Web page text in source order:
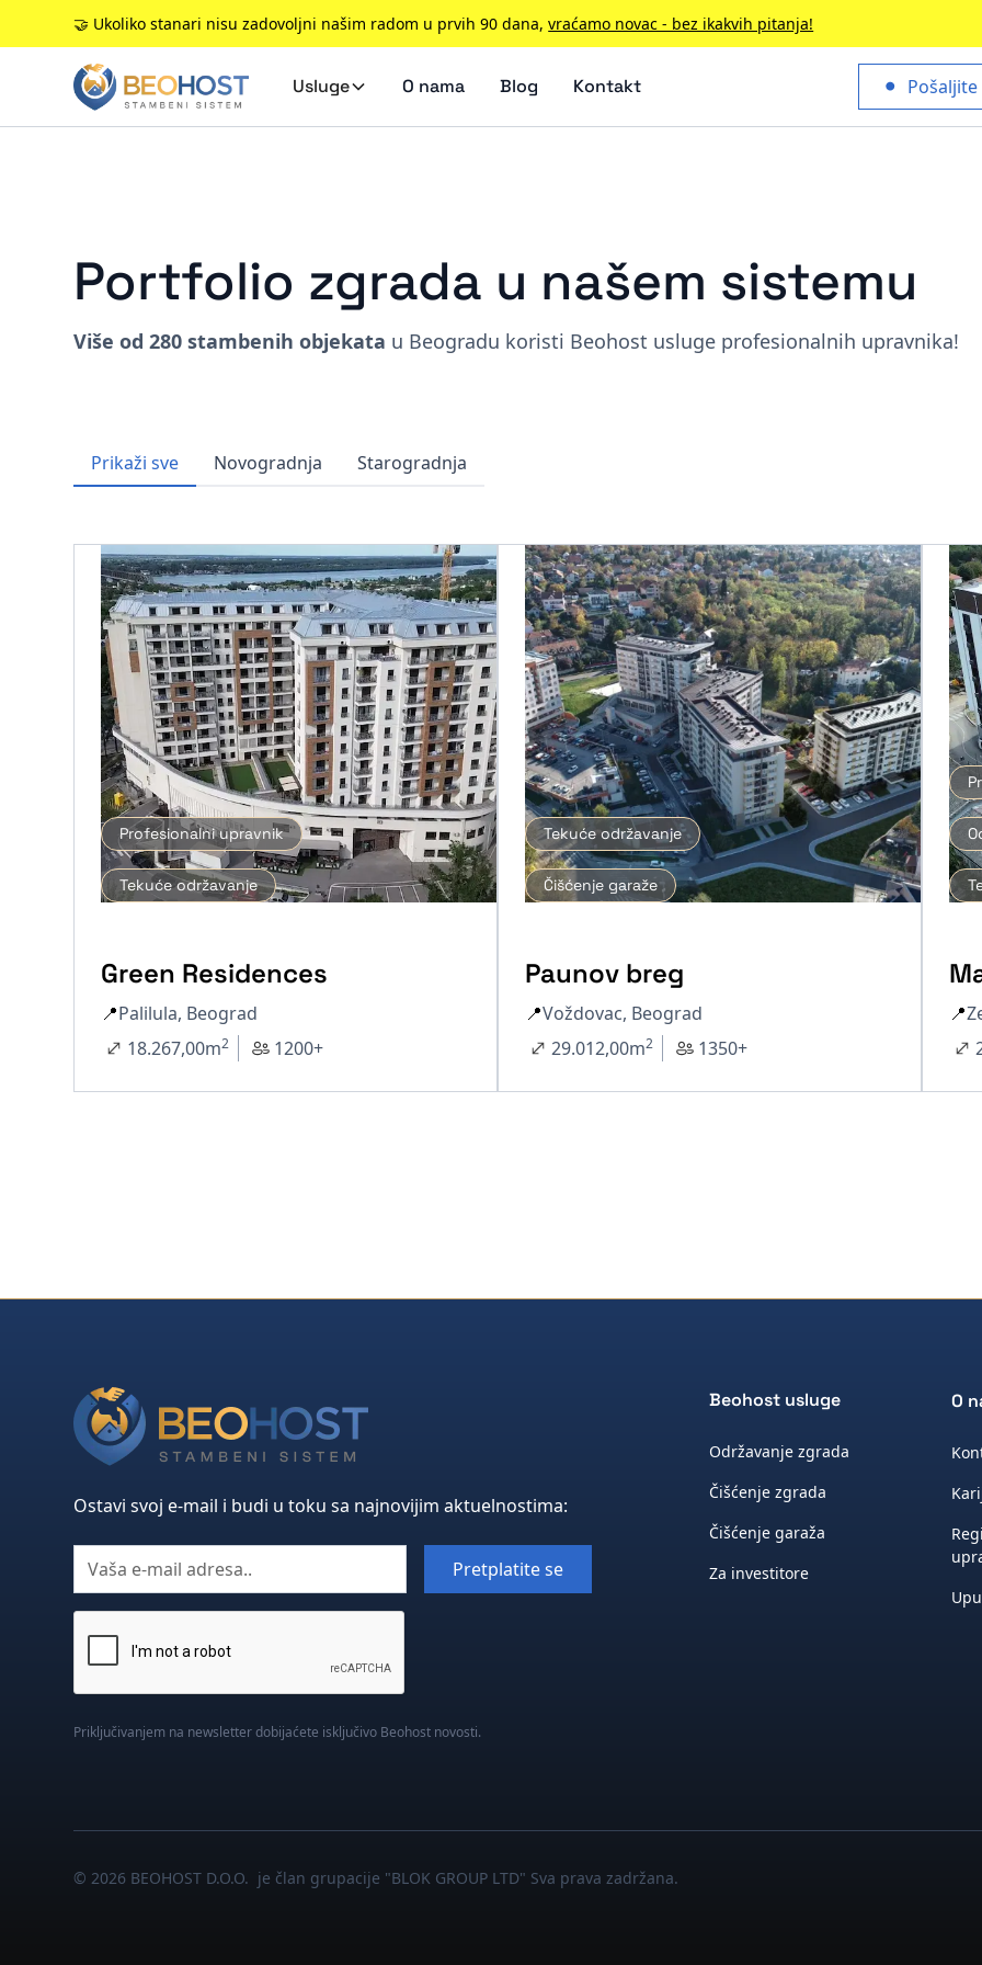
🤝 Ukoliko stanari nisu zadovoljni našim radom u prvih 90 dana,vraćamo novac - bez ikakvih pitanja!
Usluge O nama Blog Kontakt
Portfolio zgrada u našem sistemu
Više od 280 stambenih objekata u Beogradu koristi Beohost usluge profesionalnih upravnika!
Prikaži sve Novogradnja Starogradnja
Profesionalni upravnik
Tekuće održavanje
Green Residences
📍Palilula, Beograd
18.267,00m2 1200+
Tekuće održavanje
Čišćenje garaže
Paunov breg
📍Voždovac, Beograd
29.012,00m2 1350+
📍
Ostavi svoj e-mail i budi u toku sa najnovijim aktuelnostima:
Priključivanjem na newsletter dobijaćete isključivo Beohost novosti.
Beohost usluge
Održavanje zgrada
Čišćenje zgrada
Čišćenje garaža
Za investitore
O
© 2026 BEOHOST D.O.O. je član grupacije "BLOK GROUP LTD" Sva prava zadržana.